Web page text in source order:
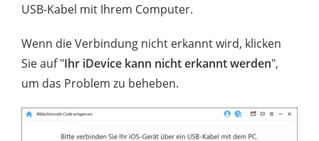
USB-Kabel mit Ihrem Computer.
Wenn die Verbindung nicht erkannt wird, klicken
Sie auf "Ihr iDevice kann nicht erkannt werden",
um das Problem zu beheben.